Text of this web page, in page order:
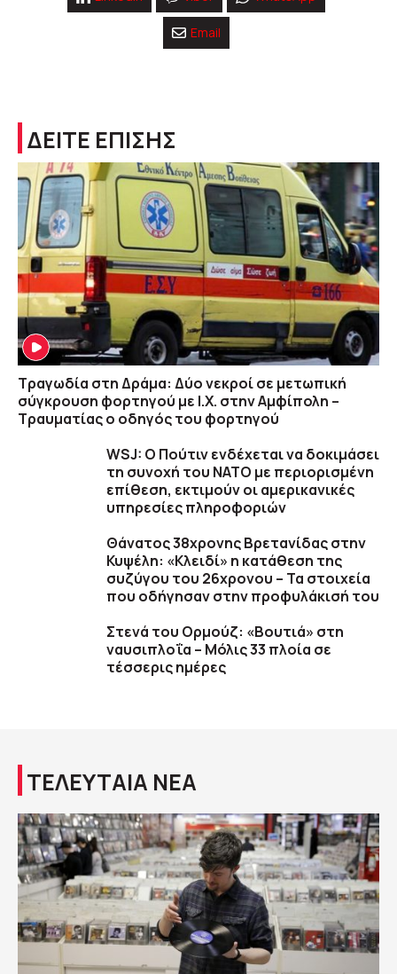
Email
ΔΕΙΤΕ ΕΠΙΣΗΣ
Τραγωδία στη Δράμα: Δύο νεκροί σε μετωπική
σύγκρουση φορτηγού με Ι.Χ. στην Αμφίπολη –
Τραυματίας ο οδηγός του φορτηγού
WSJ: Ο Πούτιν ενδέχεται να δοκιμάσει
τη συνοχή του ΝΑΤΟ με περιορισμένη
επίθεση, εκτιμούν οι αμερικανικές
υπηρεσίες πληροφοριών
Θάνατος 38χρονης Βρετανίδας στην
Κυψέλη: «Κλειδί» η κατάθεση της
συζύγου του 26χρονου – Τα στοιχεία
που οδήγησαν στην προφυλάκισή του
Στενά του Ορμούζ: «Βουτιά» στη
ναυσιπλοΐα – Μόλις 33 πλοία σε
τέσσερις ημέρες
ΤΕΛΕΥΤΑΙΑ ΝΕΑ